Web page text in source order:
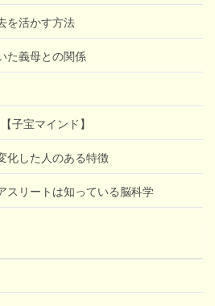
を活かす方法
た義母との関係
子宝マインド】
化した人のある特徴
スリートは知っている脳科学